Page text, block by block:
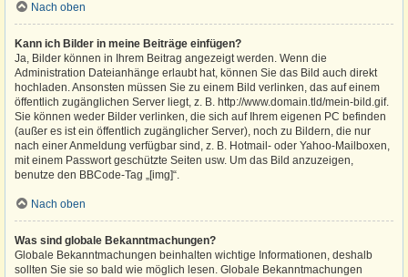
Nach oben
Kann ich Bilder in meine Beiträge einfügen?
Ja, Bilder können in Ihrem Beitrag angezeigt werden. Wenn die
Administration Dateianhänge erlaubt hat, können Sie das Bild auch direkt
hochladen. Ansonsten müssen Sie zu einem Bild verlinken, das auf einem
öffentlich zugänglichen Server liegt, z. B. http://www.domain.tld/mein-bild.gif.
Sie können weder Bilder verlinken, die sich auf Ihrem eigenen PC befinden
(außer es ist ein öffentlich zugänglicher Server), noch zu Bildern, die nur
nach einer Anmeldung verfügbar sind, z. B. Hotmail- oder Yahoo-Mailboxen,
mit einem Passwort geschützte Seiten usw. Um das Bild anzuzeigen,
benutze den BBCode-Tag „[img]“.
Nach oben
Was sind globale Bekanntmachungen?
Globale Bekanntmachungen beinhalten wichtige Informationen, deshalb
sollten Sie sie so bald wie möglich lesen. Globale Bekanntmachungen